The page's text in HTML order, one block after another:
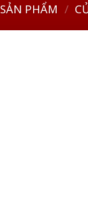
SẢN PHẨM /